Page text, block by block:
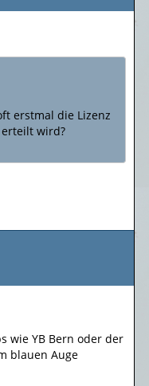
erstmal die Lizenz
wird?
wie YB Bern oder der
blauen Auge